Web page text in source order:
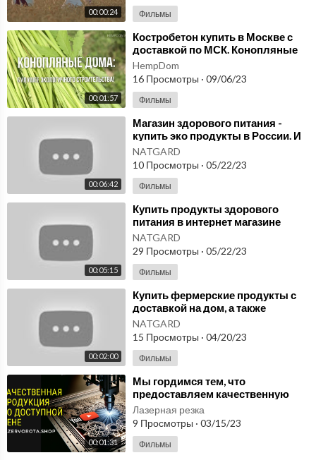
00:00:24 Фильмы
00:01:57
⁣Костробетон купить в Москве с
доставкой по МСК. Конопляные
дома: Будущее экологичного
строительства!
HempDom
16 Просмотры · 09/06/23
Фильмы
00:06:42
⁣Магазин здорового питания -
купить эко продукты в России. И
бытовые изделия с
микросферами. NatGard
NATGARD
10 Просмотры · 05/22/23
Фильмы
00:05:15
⁣Купить продукты здорового
питания в интернет магазине
NatGard, а также изделия из
микросфер.
NATGARD
29 Просмотры · 05/22/23
Фильмы
00:02:00
⁣Купить фермерские продукты с
доставкой на дом, а также
бытовые изделия с
микросферами NatGard.
NATGARD
15 Просмотры · 04/20/23
Фильмы
00:01:31
⁣Мы гордимся тем, что
предоставляем качественную
продукцию по доступной цене
lazervorota.shop
Лазерная резка
9 Просмотры · 03/15/23
Фильмы